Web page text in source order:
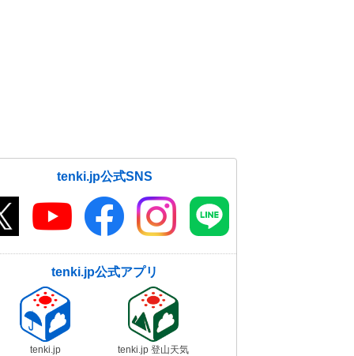
tenki.jp公式SNS
tenki.jp公式アプリ
tenki.jp tenki.jp 登山天気